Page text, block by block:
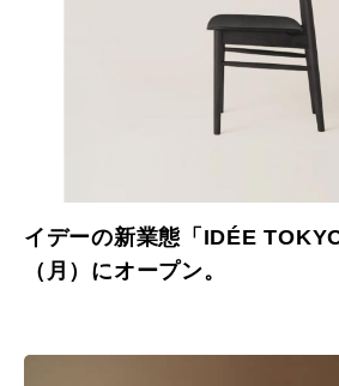
イデーの新業態「IDÉE
（月）にオープン。